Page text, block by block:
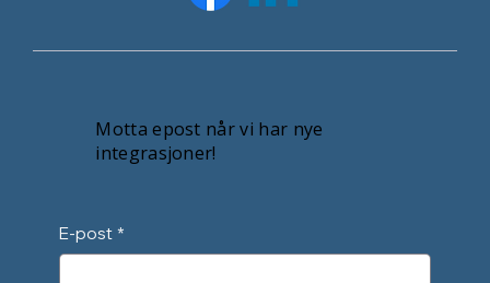
Motta epost når vi har nye
integrasjoner!
E-post *